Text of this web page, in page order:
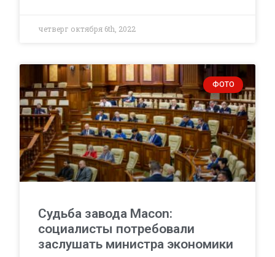
четверг октября 6th, 2022
ФОТО
Судьба завода Macon:
социалисты потребовали
заслушать министра экономики